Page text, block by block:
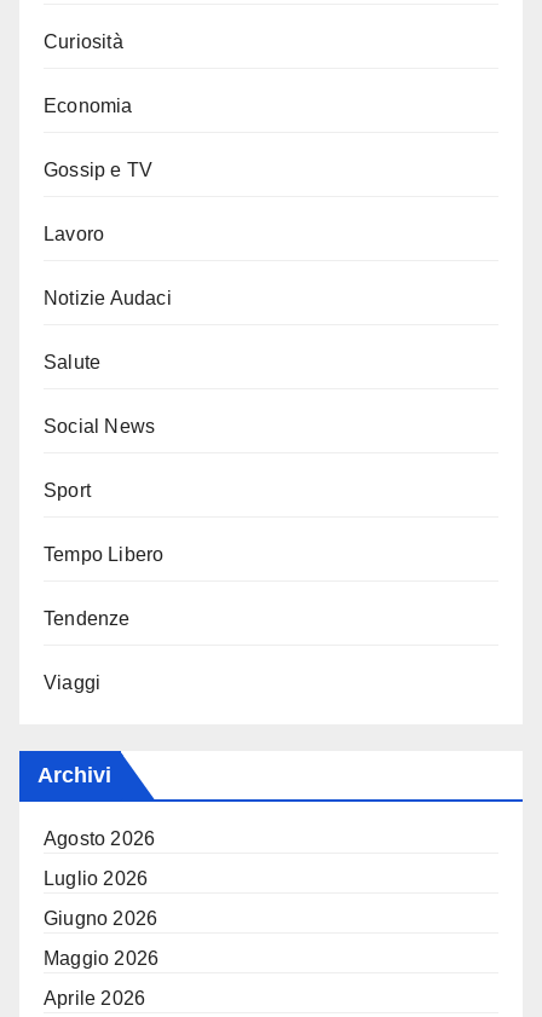
Curiosità
Economia
Gossip e TV
Lavoro
Notizie Audaci
Salute
Social News
Sport
Tempo Libero
Tendenze
Viaggi
Archivi
Agosto 2026
Luglio 2026
Giugno 2026
Maggio 2026
Aprile 2026